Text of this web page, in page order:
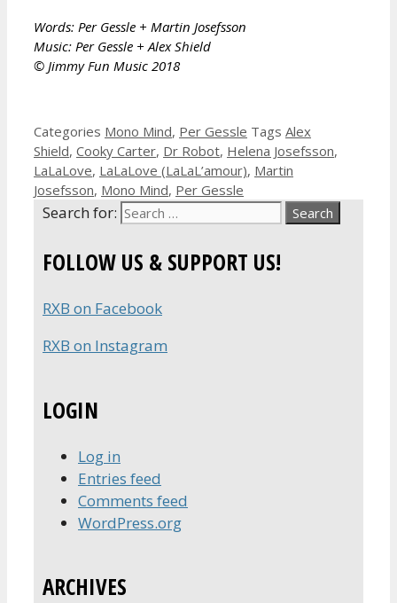
Words: Per Gessle + Martin Josefsson
Music: Per Gessle + Alex Shield
© Jimmy Fun Music 2018
Categories Mono Mind, Per Gessle Tags Alex
Shield, Cooky Carter, Dr Robot, Helena Josefsson,
LaLaLove, LaLaLove (LaLaL’amour), Martin
Josefsson, Mono Mind, Per Gessle
Search for:
FOLLOW US & SUPPORT US!
RXB on Facebook
RXB on Instagram
LOGIN
Log in
Entries feed
Comments feed
WordPress.org
ARCHIVES